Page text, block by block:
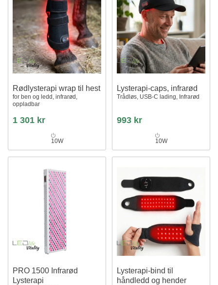
Rødlysterapi wrap til hest
for ben og ledd, infrarød,
oppladbar
1 301 kr
10W
Lysterapi-caps, infrarød
Trådløs, USB-C lading, Infrarød
993 kr
10W
PRO 1500 Infrarød
Lysterapi
Lysterapi-bind til
håndledd og hender